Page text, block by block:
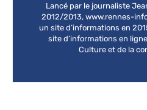
Lancé par le journaliste
2012/2013, www.rennes-
un site d’informations en
site d’informations en
Culture et de la